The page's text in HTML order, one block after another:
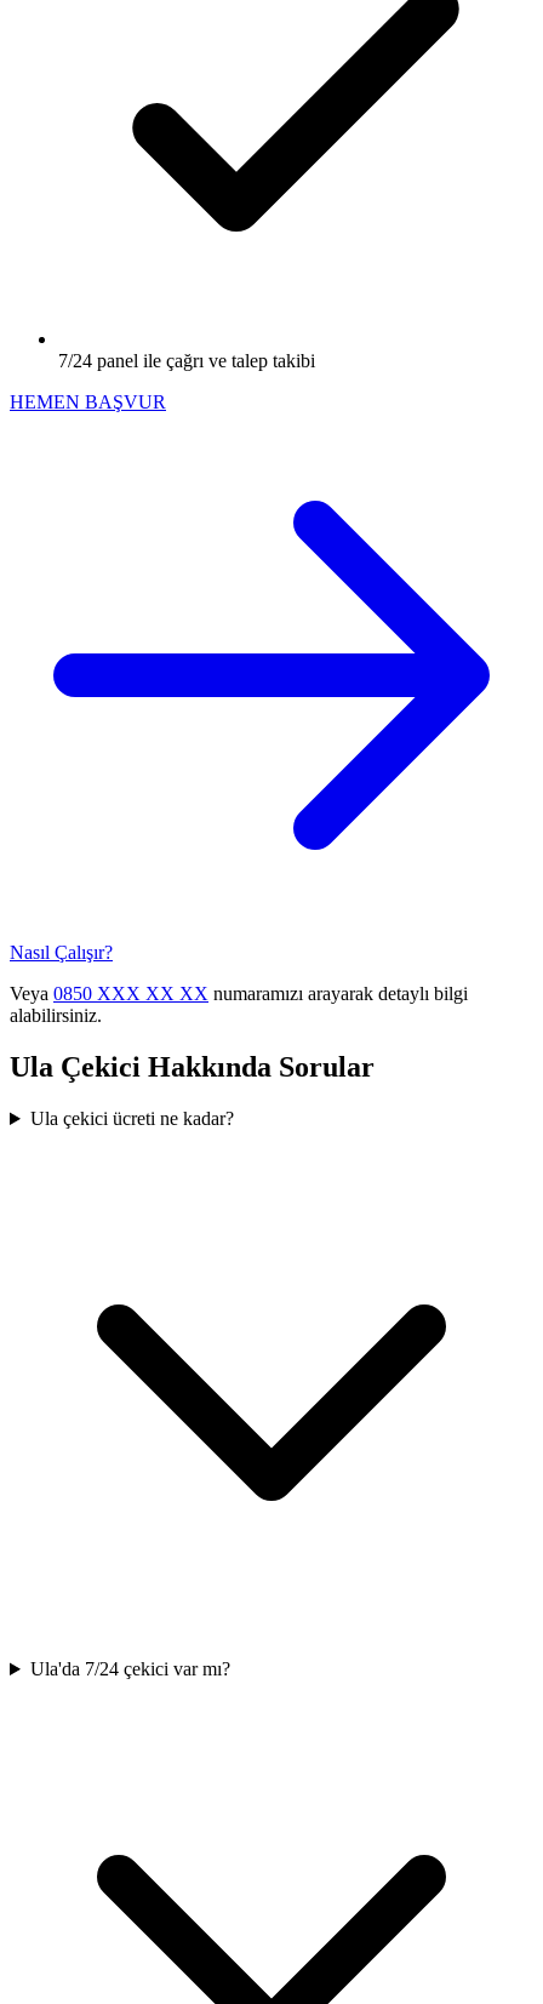
7/24 panel ile çağrı ve talep takibi
HEMEN BAŞVUR
Nasıl Çalışır?
Veya 0850 XXX XX XX numaramızı arayarak detaylı bilgi
alabilirsiniz.
Ula Çekici Hakkında Sorular
Ula çekici ücreti ne kadar?
Ula'da 7/24 çekici var mı?